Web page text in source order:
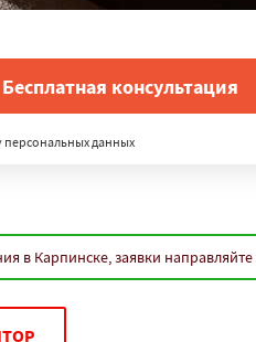
персональных данных
в Карпинске, заявки направляйте